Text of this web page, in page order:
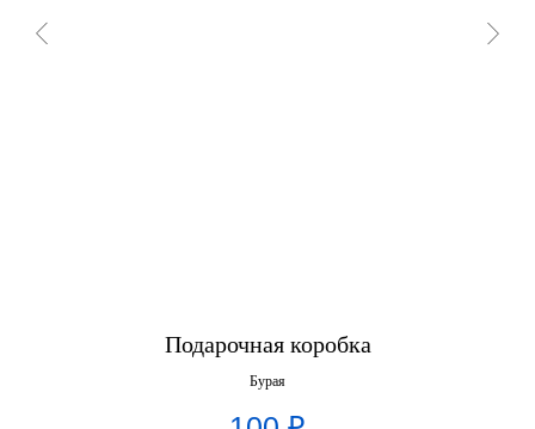
Подарочная коробка
Бурая